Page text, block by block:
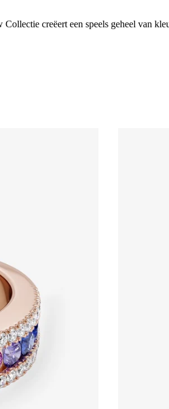
creëert een speels geheel van